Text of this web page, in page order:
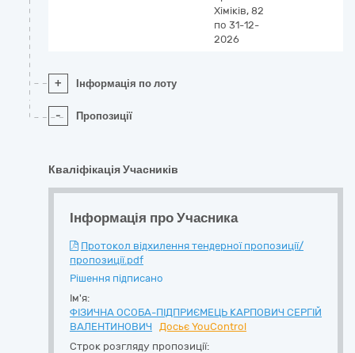
Хіміків, 82
по 31-12-
2026
+ Інформація по лоту
- Пропозиції
Кваліфікація Учасників
Інформація про Учасника
Протокол відхилення тендерної пропозиції/
пропозиції.pdf
Рішення підписано
Ім'я:
ФІЗИЧНА ОСОБА-ПІДПРИЄМЕЦЬ КАРПОВИЧ СЕРГІЙ
ВАЛЕНТИНОВИЧ
Досьє YouControl
Строк розгляду пропозиції: